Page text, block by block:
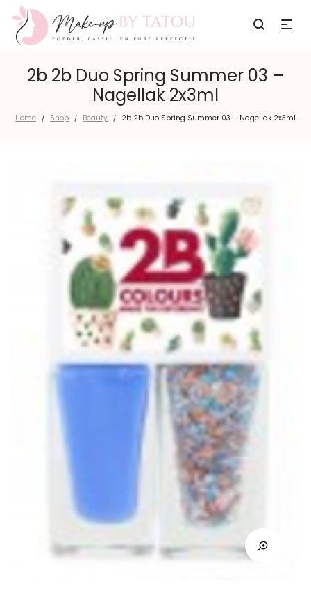
2b 2b Duo Spring Summer 03 –
Nagellak 2x3ml
Home / Shop / Beauty / 2b 2b Duo Spring Summer 03 – Nagellak 2x3ml